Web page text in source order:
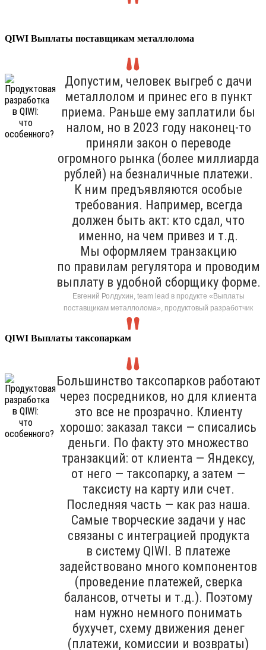
QIWI Выплаты поставщикам металлолома
Допустим, человек выгреб с дачи
металлолом и принес его в пункт
приема. Раньше ему заплатили бы
налом, но в 2023 году наконец-то
приняли закон о переводе
огромного рынка (более миллиарда
рублей) на безналичные платежи.
К ним предъявляются особые
требования. Например, всегда
должен быть акт: кто сдал, что
именно, на чем привез и т.д.
Мы оформляем транзакцию
по правилам регулятора и проводим
выплату в удобной сборщику форме.
Евгений Ролдухин, team lead в продукте «Выплаты
поставщикам металлолома», продуктовый разработчик
QIWI Выплаты таксопаркам
Большинство таксопарков работают
через посредников, но для клиента
это все не прозрачно. Клиенту
хорошо: заказал такси — списались
деньги. По факту это множество
транзакций: от клиента — Яндексу,
от него — таксопарку, а затем —
таксисту на карту или счет.
Последняя часть — как раз наша.
Самые творческие задачи у нас
связаны с интеграцией продукта
в систему QIWI. В платеже
задействовано много компонентов
(проведение платежей, сверка
балансов, отчеты и т.д.). Поэтому
нам нужно немного понимать
бухучет, схему движения денег
(платежи, комиссии и возвраты)